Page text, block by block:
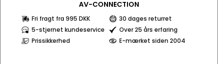
AV-CONNECTION
Fri fragt fra 995 DKK
30 dages returret
5-stjernet kundeservice
Over 25 års erfaring
Prissikkerhed
E-mærket siden 2004